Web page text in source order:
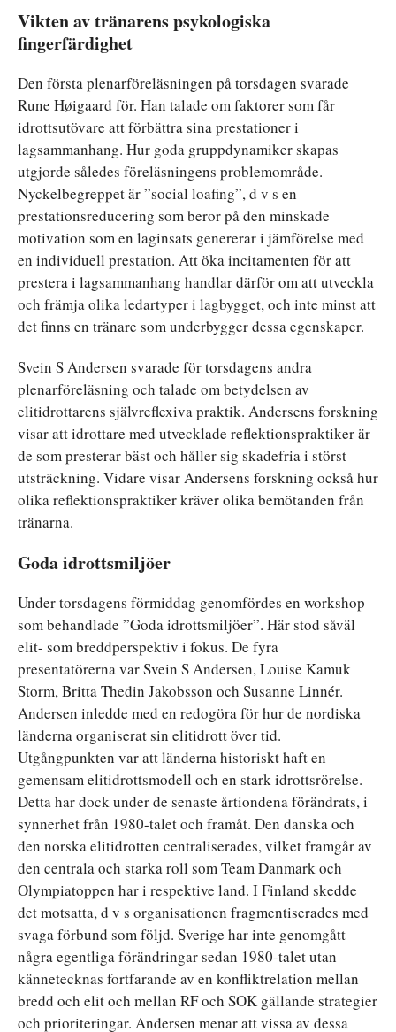
Vikten av tränarens psykologiska
fingerfärdighet
Den första plenarföreläsningen på torsdagen svarade
Rune Høigaard för. Han talade om faktorer som får
idrottsutövare att förbättra sina prestationer i
lagsammanhang. Hur goda gruppdynamiker skapas
utgjorde således föreläsningens problemområde.
Nyckelbegreppet är ”social loafing”, d v s en
prestationsreducering som beror på den minskade
motivation som en laginsats genererar i jämförelse med
en individuell prestation. Att öka incitamenten för att
prestera i lagsammanhang handlar därför om att utveckla
och främja olika ledartyper i lagbygget, och inte minst att
det finns en tränare som underbygger dessa egenskaper.
Svein S Andersen svarade för torsdagens andra
plenarföreläsning och talade om betydelsen av
elitidrottarens självreflexiva praktik. Andersens forskning
visar att idrottare med utvecklade reflektionspraktiker är
de som presterar bäst och håller sig skadefria i störst
utsträckning. Vidare visar Andersens forskning också hur
olika reflektionspraktiker kräver olika bemötanden från
tränarna.
Goda idrottsmiljöer
Under torsdagens förmiddag genomfördes en workshop
som behandlade ”Goda idrottsmiljöer”. Här stod såväl
elit- som breddperspektiv i fokus. De fyra
presentatörerna var Svein S Andersen, Louise Kamuk
Storm, Britta Thedin Jakobsson och Susanne Linnér.
Andersen inledde med en redogöra för hur de nordiska
länderna organiserat sin elitidrott över tid.
Utgångpunkten var att länderna historiskt haft en
gemensam elitidrottsmodell och en stark idrottsrörelse.
Detta har dock under de senaste årtiondena förändrats, i
synnerhet från 1980-talet och framåt. Den danska och
den norska elitidrotten centraliserades, vilket framgår av
den centrala och starka roll som Team Danmark och
Olympiatoppen har i respektive land. I Finland skedde
det motsatta, d v s organisationen fragmentiserades med
svaga förbund som följd. Sverige har inte genomgått
några egentliga förändringar sedan 1980-talet utan
kännetecknas fortfarande av en konfliktrelation mellan
bredd och elit och mellan RF och SOK gällande strategier
och prioriteringar. Andersen menar att vissa av dessa